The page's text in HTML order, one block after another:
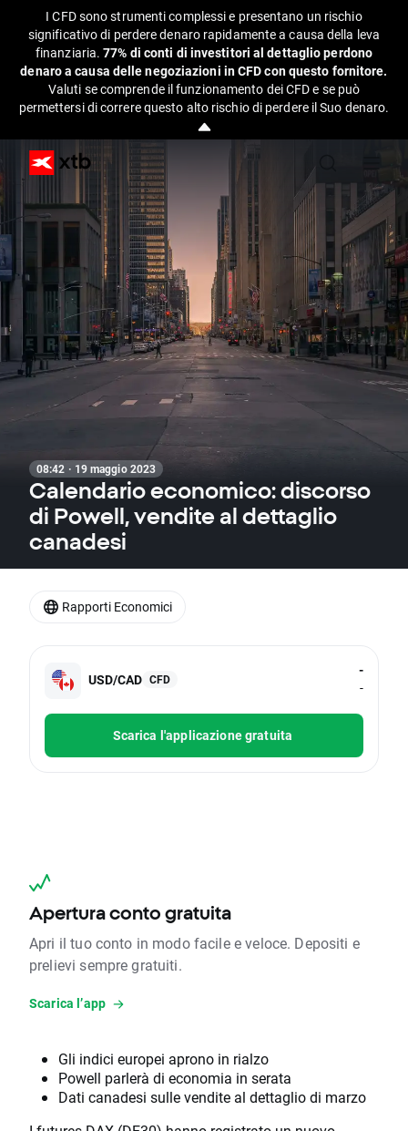
I CFD sono strumenti complessi e presentano un rischio
significativo di perdere denaro rapidamente a causa della leva
finanziaria.77% di conti di investitori al dettaglio perdono
denaro a causa delle negoziazioni in CFD con questo fornitore.
Valuti se comprende il funzionamento dei CFD e se può
permettersi di correre questo alto rischio di perdere il Suo denaro.
08:42 · 19 maggio 2023
Calendario economico: discorso
di Powell, vendite al dettaglio
canadesi
USD/CAD CFD
-
-
Scarica l'applicazione gratuita
Apertura conto gratuita
Apri il tuo conto in modo facile e veloce. Depositi e
prelievi sempre gratuiti.
Scarica l’app
Gli indici europei aprono in rialzo
Powell parlerà di economia in serata
Dati canadesi sulle vendite al dettaglio di marzo
Rapporti Economici